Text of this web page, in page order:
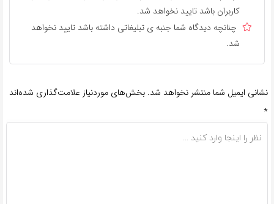
کاربران باشد تایید نخواهد شد.
چنانچه دیدگاه شما جنبه ی تبلیغاتی داشته باشد تایید نخواهد
شد.
نشانی ایمیل شما منتشر نخواهد شد. بخش‌های موردنیاز علامت‌گذاری شده‌اند
*